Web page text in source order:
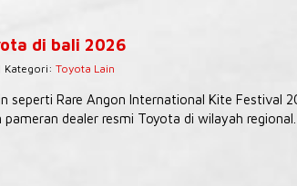
di bali 2026
Kategori: Toyota Lain
seperti Rare Angon International Kite Festival
dealer resmi Toyota di wilayah regional.